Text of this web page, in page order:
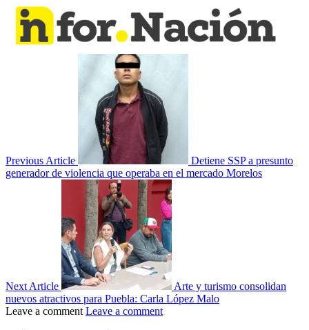
Previous Article
Detiene SSP a presunto
generador de violencia que operaba en el mercado Morelos
Next Article
Arte y turismo consolidan
nuevos atractivos para Puebla: Carla López Malo
Leave a comment Leave a comment